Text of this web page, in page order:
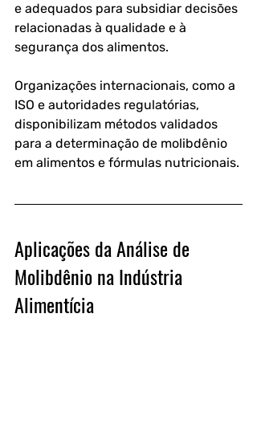
e adequados para subsidiar decisões
relacionadas à qualidade e à
segurança dos alimentos.
Organizações internacionais, como a
ISO e autoridades regulatórias,
disponibilizam métodos validados
para a determinação de molibdênio
em alimentos e fórmulas nutricionais.
Aplicações da Análise de
Molibdênio na Indústria
Alimentícia